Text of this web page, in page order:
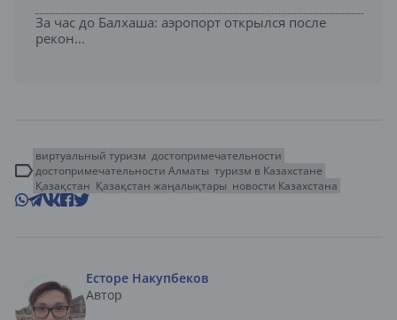
За час до Балхаша: аэропорт открылся после
рекон...
виртуальный туризм достопримечательности
достопримечательности Алматы туризм в Казахстане
Қазақстан Қазақстан жаңалықтары новости Казахстана
Есторе Накупбеков
Автор